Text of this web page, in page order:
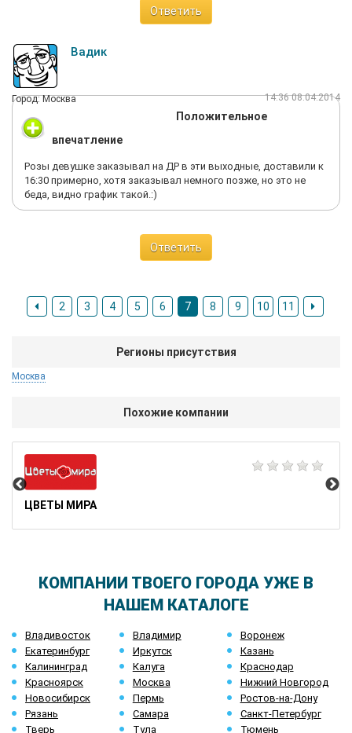
Ответить
Вадик
Город: Москва 14:36 08.04.2014
Положительное
впечатление
Розы девушке заказывал на ДР в эти выходные, доставили к
16:30 примерно, хотя заказывал немного позже, но это не
беда, видно график такой.:)
Ответить
2 3 4 5 6 7 8 9 10 11
Регионы присутствия
Москва
Похожие компании
ЦВЕТЫ МИРА
КОМПАНИИ ТВОЕГО ГОРОДА УЖЕ В
НАШЕМ КАТАЛОГЕ
Владивосток Владимир
Воронеж
Екатеринбург
Иркутск
Казань
Калининград
Калуга
Краснодар
Красноярск
Москва
Нижний Новгород
Новосибирск
Пермь
Ростов-на-Дону
Рязань
Самара
Санкт-Петербург
Тверь
Тула Тюмень